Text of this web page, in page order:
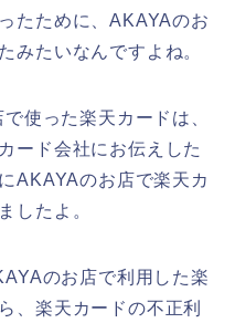
たために、AKAYAのお
みたいなんですよね。
使った楽天カードは、
ード会社にお伝えした
AKAYAのお店で楽天カ
したよ。
のお店で利用した楽
、楽天カードの不正利